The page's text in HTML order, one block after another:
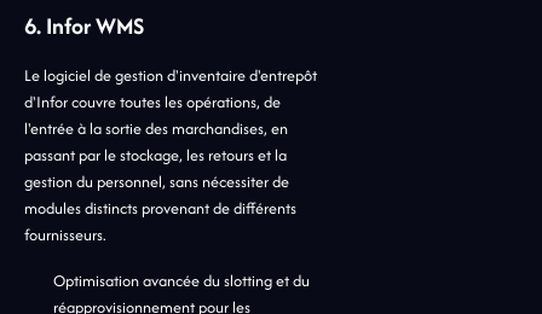
6. Infor WMS
Le logiciel de gestion d'inventaire d'entrepôt
d'Infor couvre toutes les opérations, de
l'entrée à la sortie des marchandises, en
passant par le stockage, les retours et la
gestion du personnel, sans nécessiter de
modules distincts provenant de différents
fournisseurs.
Optimisation avancée du slotting et du
réapprovisionnement pour les